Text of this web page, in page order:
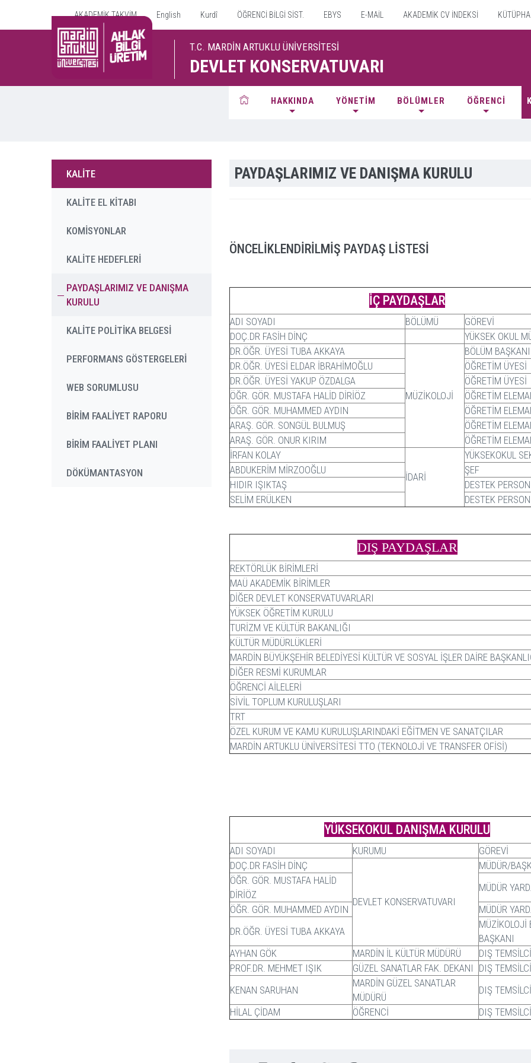
AKADEMİK TAKVİM English Kurdî ÖĞRENCİ BİLGİ SİST. EBYS E-MAİL AKADEMİK CV İNDEKSİ
T.C. MARDİN ARTUKLU ÜNİVERSİTESİ
DEVLET KONSERVATUVARI
HAKKINDA YÖNETİM BÖLÜMLER ÖĞRENCİ
KALİTE
KALİTE EL KİTABI
KOMİSYONLAR
KALİTE HEDEFLERİ
PAYDAŞLARIMIZ VE DANIŞMA
KURULU
KALİTE POLİTİKA BELGESİ
PERFORMANS GÖSTERGELERİ
WEB SORUMLUSU
BİRİM FAALİYET RAPORU
BİRİM FAALİYET PLANI
DÖKÜMANTASYON
PAYDAŞLARIMIZ VE DANIŞMA KURULU
ÖNCELİKLENDİRİLMİŞ PAYDAŞ LİSTESİ
İÇ PAYDAŞLAR
ADI SOYADI BÖLÜMÜ
GÖREVİ
DOÇ.DR FASİH DİNÇ
YÜKSEK OKUL
DR.ÖĞR. ÜYESİ TUBA AKKAYA
MÜZİKOLOJİ
BÖLÜM BAŞKANI
DR.ÖĞR. ÜYESİ ELDAR İBRAHİMOĞLU
ÖĞRETİM ÜYESİ
DR.ÖĞR. ÜYESİ YAKUP ÖZDALGA
ÖĞRETİM ÜYESİ
ÖĞR. GÖR. MUSTAFA HALİD DİRİÖZ
ÖĞRETİM
ÖĞR. GÖR. MUHAMMED AYDIN
ÖĞRETİM
ARAŞ. GÖR. SONGÜL BULMUŞ
ÖĞRETİM
ARAŞ. GÖR. ONUR KIRIM
ÖĞRETİM
İRFAN KOLAY
İDARİ
YÜKSEKOKUL
ABDUKERİM MİRZOOĞLU
ŞEF
HIDIR IŞIKTAŞ
DESTEK
SELİM ERÜLKEN
DESTEK
DIŞ PAYDAŞLAR
REKTÖRLÜK BİRİMLERİ
MAÜ AKADEMİK BİRİMLER
DİĞER DEVLET KONSERVATUVARLARI
YÜKSEK ÖĞRETİM KURULU
TURİZM VE KÜLTÜR BAKANLIĞI
KÜLTÜR MÜDÜRLÜKLERİ
MARDİN BÜYÜKŞEHİR BELEDİYESİ KÜLTÜR VE SOSYAL İŞLER DAİRE
DİĞER RESMİ KURUMLAR
ÖĞRENCİ AİLELERİ
SİVİL TOPLUM KURULUŞLARI
TRT
ÖZEL KURUM VE KAMU KURULUŞLARINDAKİ EĞİTMEN VE SANATÇILAR
MARDİN ARTUKLU ÜNİVERSİTESİ TTO (TEKNOLOJİ VE TRANSFER OFİSİ)
YÜKSEKOKUL DANIŞMA KURULU
ADI SOYADI KURUMU
GÖREVİ
DOÇ.DR FASİH DİNÇ
DEVLET KONSERVATUVARI
MÜDÜR/
ÖĞR. GÖR. MUSTAFA HALİD
DİRİÖZ
MÜDÜR
ÖĞR. GÖR. MUHAMMED AYDIN
MÜDÜR
DR.ÖĞR. ÜYESİ TUBA AKKAYA
MÜZİKOLOJİ
BAŞKANI
AYHAN GÖK
MARDİN İL KÜLTÜR MÜDÜRÜ
DIŞ
PROF.DR. MEHMET IŞIK
GÜZEL SANATLAR FAK. DEKANI DIŞ
KENAN SARUHAN
MARDİN GÜZEL SANATLAR
MÜDÜRÜ
DIŞ
HİLAL ÇİDAM
ÖĞRENCİ DIŞ